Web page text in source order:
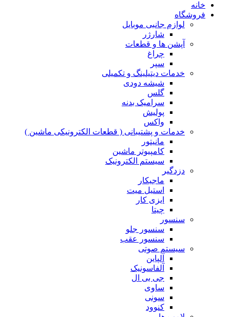
خانه
فروشگاه
لوازم جانبی موبایل
شارژر
آپشن ها و قطعات
چراغ
سپر
خدمات دیتیلینگ و تکمیلی
شیشه دودی
گلس
سرامیک بدنه
پولیش
واکس
خدمات و پشتیبانی ( قطعات الکترونیکی ماشین )
مانیتور
کامپیوتر ماشین
سیستم الکترونیک
دزدگیر
ماجیکار
استیل میت
ایزی کار
چیتا
سنسور
سنسور جلو
سنسور عقب
سیستم صوتی
آلپاین
آلفاسونیک
جی بی ال
ساوی
سونی
کنوود